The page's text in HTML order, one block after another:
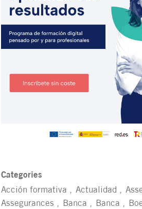
Categories
Acción formativa
Actualidad
Assegurances
Banca Banca